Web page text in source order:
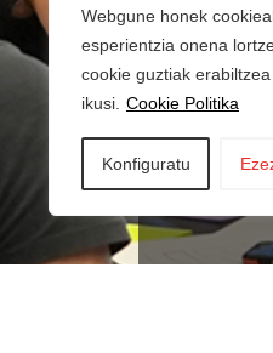
Webgune honek
esperientzia onena
cookie guztiak
ikusi. Cookie Politika
Konfiguratu